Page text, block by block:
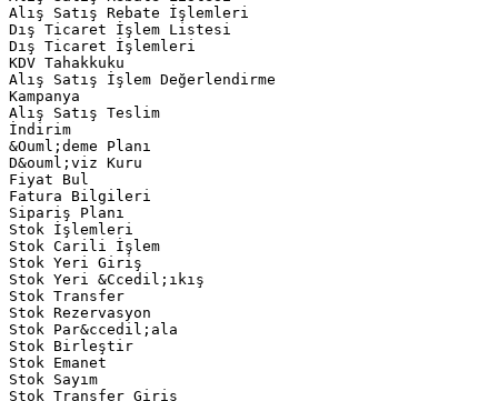
Alış Satış Rebate İşlemleri
Dış Ticaret İşlem Listesi
Dış Ticaret İşlemleri
KDV Tahakkuku
Alış Satış İşlem Değerlendirme
Kampanya
Alış Satış Teslim
İndirim
&Ouml;deme Planı
D&ouml;viz Kuru
Fiyat Bul
Fatura Bilgileri
Sipariş Planı
Stok İşlemleri
Stok Carili İşlem
Stok Yeri Giriş
Stok Yeri &Ccedil;ıkış
Stok Transfer
Stok Rezervasyon
Stok Par&ccedil;ala
Stok Birleştir
Stok Emanet
Stok Sayım
Stok Transfer Giriş